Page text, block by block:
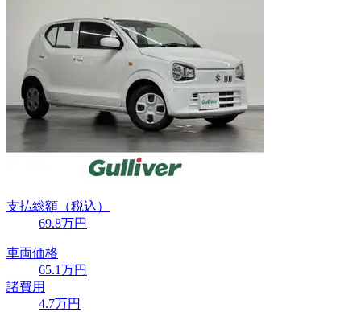
支払総額 （税込）
69.8万円
車両価格
65.1万円
諸費用
4.7万円